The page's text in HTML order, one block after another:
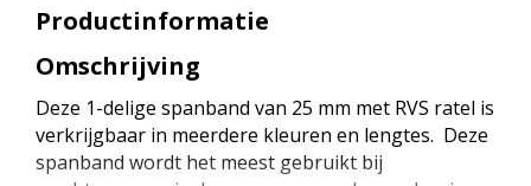
Productinformatie
Omschrijving
Deze 1-delige spanband van 25 mm met RVS ratel is
verkrijgbaar in meerdere kleuren en lengtes. Deze
spanband wordt het meest gebruikt bij